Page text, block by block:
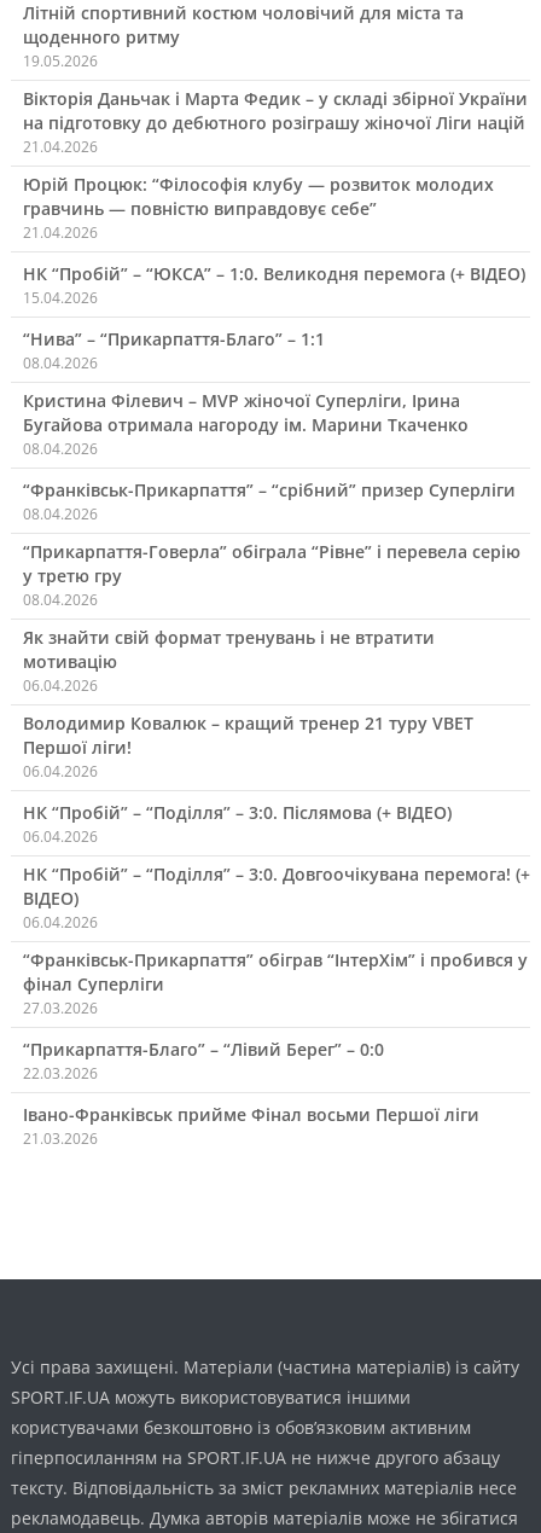
Літній спортивний костюм чоловічий для міста та
щоденного ритму
19.05.2026
Вікторія Даньчак і Марта Федик – у складі збірної України
на підготовку до дебютного розіграшу жіночої Ліги націй
21.04.2026
Юрій Процюк: “Філософія клубу — розвиток молодих
гравчинь — повністю виправдовує себе”
21.04.2026
НК “Пробій” – “ЮКСА” – 1:0. Великодня перемога (+ ВІДЕО)
15.04.2026
“Нива” – “Прикарпаття-Благо” – 1:1
08.04.2026
Кристина Філевич – MVP жіночої Суперліги, Ірина
Бугайова отримала нагороду ім. Марини Ткаченко
08.04.2026
“Франківськ-Прикарпаття” – “срібний” призер Суперліги
08.04.2026
“Прикарпаття-Говерла” обіграла “Рівне” і перевела серію
у третю гру
08.04.2026
Як знайти свій формат тренувань і не втратити
мотивацію
06.04.2026
Володимир Ковалюк – кращий тренер 21 туру VBET
Першої ліги!
06.04.2026
НК “Пробій” – “Поділля” – 3:0. Післямова (+ ВІДЕО)
06.04.2026
НК “Пробій” – “Поділля” – 3:0. Довгоочікувана перемога! (+
ВІДЕО)
06.04.2026
“Франківськ-Прикарпаття” обіграв “ІнтерХім” і пробився у
фінал Суперліги
27.03.2026
“Прикарпаття-Благо” – “Лівий Берег” – 0:0
22.03.2026
Івано-Франківськ прийме Фінал восьми Першої ліги
21.03.2026
Усі права захищені. Матеріали (частина матеріалів) із сайту
SPORT.IF.UA можуть використовуватися іншими
користувачами безкоштовно із обов’язковим активним
гіперпосиланням на SPORT.IF.UA не нижче другого абзацу
тексту. Відповідальність за зміст рекламних матеріалів несе
рекламодавець. Думка авторів матеріалів може не збігатися